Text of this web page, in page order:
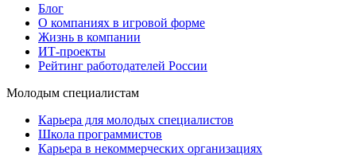
Блог
О компаниях в игровой форме
Жизнь в компании
ИТ-проекты
Рейтинг работодателей России
Молодым специалистам
Карьера для молодых специалистов
Школа программистов
Карьера в некоммерческих организациях